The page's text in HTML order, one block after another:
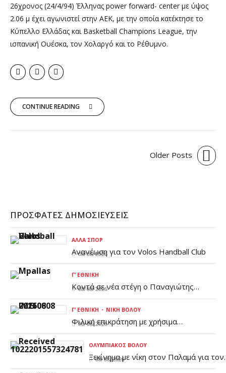
26χρονος (24/4/94) Έλληνας power forward- center με ύψος
2.06 μ έχει αγωνιστεί στην ΑΕΚ, με την οποία κατέκτησε το
Κύπελλο Ελλάδας και Basketball Champions League, την
ισπανική Ουέσκα, τον Χολαργό και το Ρέθυμνο.
CONTINUE READING
Older Posts
ΠΡΌΣΦΑΤΕΣ ΔΗΜΟΣΙΕΎΣΕΙΣ
ΆΛΛΑ ΣΠΟΡ
Ανανέωση για τον Volos Handball Club
08/08/2026
Γ’ ΕΘΝΙΚΉ
Κοντά σε νέα στέγη ο Παναγιώτης
Μπαλλάς
08/08/2026
Γ’ ΕΘΝΙΚΉ ΝΊΚΗ ΒΌΛΟΥ
Φιλική επικράτηση με χρήσιμα
συμπεράσματα για τη Νίκη Βόλου -
«Πάλεψε» ο Σαρακηνός (vid)
08/08/2026
ΟΛΥΜΠΙΑΚΌΣ ΒΌΛΟΥ
Ξεκίνημα με νίκη στον Παλαμά για τον
Ολυμπιακό Βόλου
08/08/2026